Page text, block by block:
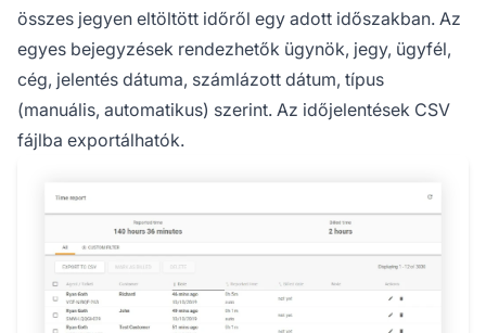
összes jegyen eltöltött időről egy adott időszakban. Az
egyes bejegyzések rendezhetők ügynök, jegy, ügyfél,
cég, jelentés dátuma, számlázott dátum, típus
(manuális, automatikus) szerint. Az időjelentések CSV
fájlba exportálhatók.